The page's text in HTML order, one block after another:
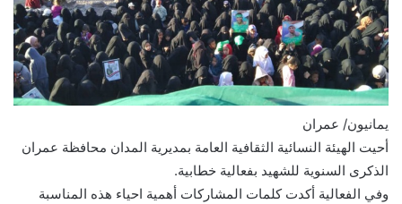
يمانيون/ عمران
أحيت الهيئة النسائية الثقافية العامة بمديرية المدان محافظة عمران
الذكرى السنوية للشهيد بفعالية خطابية.
وفي الفعالية أكدت كلمات المشاركات أهمية احياء هذه المناسبة